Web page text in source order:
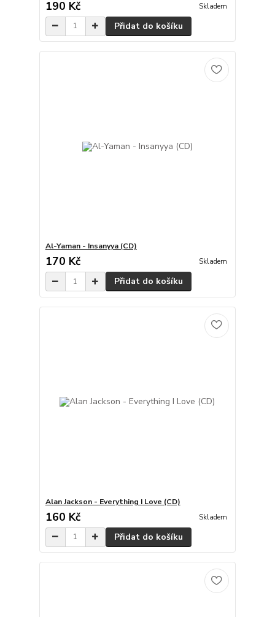
190 Kč Skladem
Přidat do košíku
Al-Yaman - Insanyya (CD)
170 Kč Skladem
Přidat do košíku
Alan Jackson - Everything I Love (CD)
160 Kč Skladem
Přidat do košíku